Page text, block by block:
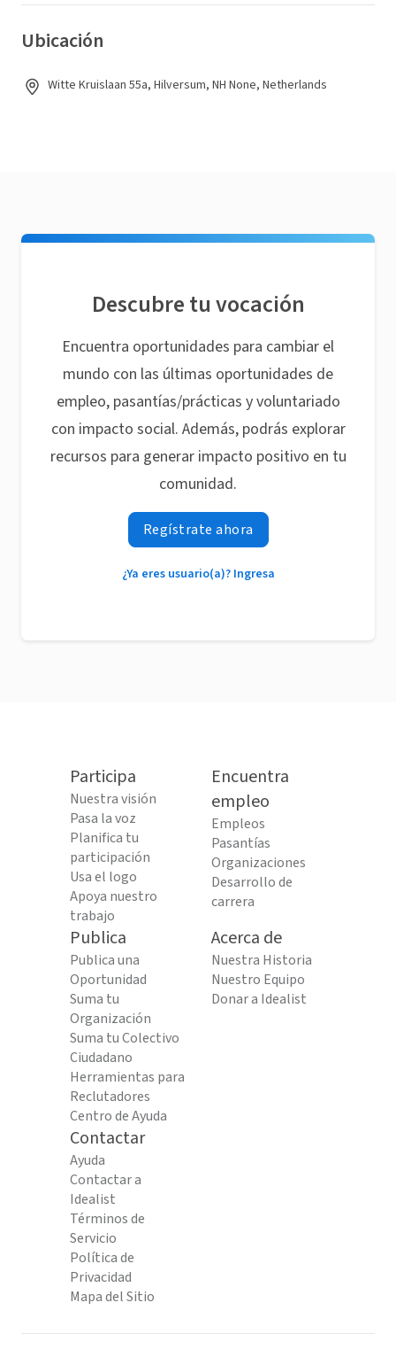
Ubicación
Witte Kruislaan 55a, Hilversum, NH None, Netherlands
Descubre tu vocación
Encuentra oportunidades para cambiar el
mundo con las últimas oportunidades de
empleo, pasantías/prácticas y voluntariado
con impacto social. Además, podrás explorar
recursos para generar impacto positivo en tu
comunidad.
Regístrate ahora
¿Ya eres usuario(a)? Ingresa
Participa
Nuestra visión
Pasa la voz
Planifica tu
participación
Usa el logo
Apoya nuestro
trabajo
Encuentra
empleo
Empleos
Pasantías
Organizaciones
Desarrollo de
carrera
Publica
Publica una
Oportunidad
Suma tu
Organización
Suma tu Colectivo
Ciudadano
Herramientas para
Reclutadores
Centro de Ayuda
Acerca de
Nuestra Historia
Nuestro Equipo
Donar a Idealist
Contactar
Ayuda
Contactar a
Idealist
Términos de
Servicio
Política de
Privacidad
Mapa del Sitio